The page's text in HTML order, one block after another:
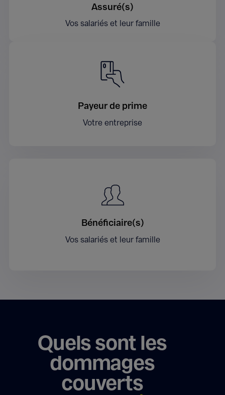
Assuré(s)
Vos salariés et leur famille
Payeur de prime
Votre entreprise
Bénéficiaire(s)
Vos salariés et leur famille
Quels sont les
dommages
couverts